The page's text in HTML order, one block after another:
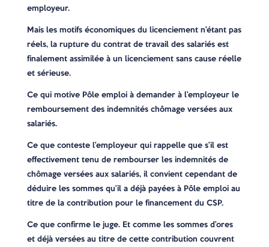
employeur.
Mais les motifs économiques du licenciement n’étant pas
réels, la rupture du contrat de travail des salariés est
finalement assimilée à un licenciement sans cause réelle
et sérieuse.
Ce qui motive Pôle emploi à demander à l’employeur le
remboursement des indemnités chômage versées aux
salariés.
Ce que conteste l’employeur qui rappelle que s’il est
effectivement tenu de rembourser les indemnités de
chômage versées aux salariés, il convient cependant de
déduire les sommes qu’il a déjà payées à Pôle emploi au
titre de la contribution pour le financement du CSP.
Ce que confirme le juge. Et comme les sommes d’ores
et déjà versées au titre de cette contribution couvrent